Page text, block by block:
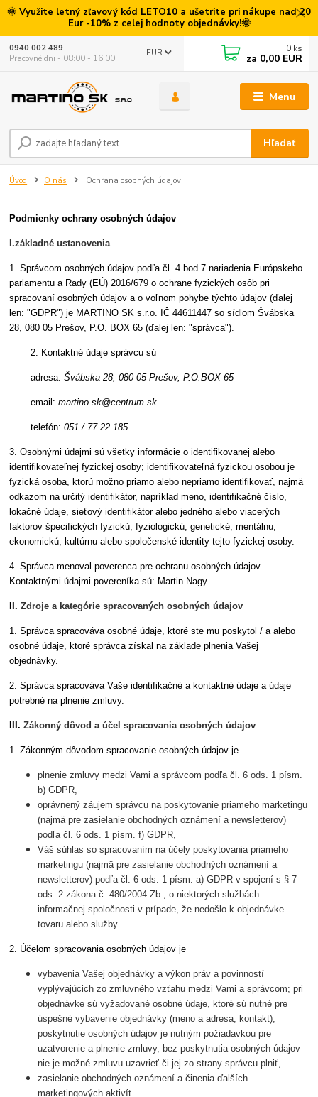
🌞 Využite letný zľavový kód LETO10 a ušetrite pri nákupe nad 20
Eur -10% z celej hodnoty objednávky!🌞
Menu
EUR
Hľadať
0940 002 489
Pracovné dni - 08:00 - 16:00
0 ks
za 0,00 EUR
Úvod O nás Ochrana osobných údajov
Podmienky ochrany osobných údajov
I.základné ustanovenia
1. Správcom osobných údajov podľa čl. 4 bod 7 nariadenia Európskeho
parlamentu a Rady (EÚ) 2016/679 o ochrane fyzických osôb pri
spracovaní osobných údajov a o voľnom pohybe týchto údajov (ďalej
len: "GDPR") je MARTINO SK s.r.o. IČ 44611447 so sídlom Švábska
28, 080 05 Prešov, P.O. BOX 65 (ďalej len: "správca").
2. Kontaktné údaje správcu sú
adresa:Švábska 28, 080 05 Prešov, P.O.BOX 65
email:martino.sk@centrum.sk
telefón:051 / 77 22 185
3. Osobnými údajmi sú všetky informácie o identifikovanej alebo
identifikovateľnej fyzickej osoby; identifikovateľná fyzickou osobou je
fyzická osoba, ktorú možno priamo alebo nepriamo identifikovať, najmä
odkazom na určitý identifikátor, napríklad meno, identifikačné číslo,
lokačné údaje, sieťový identifikátor alebo jedného alebo viacerých
faktorov špecifických fyzickú, fyziologickú, genetické, mentálnu,
ekonomickú, kultúrnu alebo spoločenské identity tejto fyzickej osoby.
4. Správca menoval poverenca pre ochranu osobných údajov.
Kontaktnými údajmi povereníka sú: Martin Nagy
II.Zdroje a kategórie spracovaných osobných údajov
1. Správca spracováva osobné údaje, ktoré ste mu poskytol / a alebo
osobné údaje, ktoré správca získal na základe plnenia Vašej
objednávky.
2. Správca spracováva Vaše identifikačné a kontaktné údaje a údaje
potrebné na plnenie zmluvy.
III.Zákonný dôvod a účel spracovania osobných údajov
1. Zákonným dôvodom spracovanie osobných údajov je
plnenie zmluvy medzi Vami a správcom podľa čl. 6 ods. 1 písm.
b) GDPR,
oprávnený záujem správcu na poskytovanie priameho marketingu
(najmä pre zasielanie obchodných oznámení a newsletterov)
podľa čl. 6 ods. 1 písm. f) GDPR,
Váš súhlas so spracovaním na účely poskytovania priameho
marketingu (najmä pre zasielanie obchodných oznámení a
newsletterov) podľa čl. 6 ods. 1 písm. a) GDPR v spojení s § 7
ods. 2 zákona č. 480/2004 Zb., o niektorých službách
informačnej spoločnosti v prípade, že nedošlo k objednávke
tovaru alebo služby.
2. Účelom spracovania osobných údajov je
vybavenia Vašej objednávky a výkon práv a povinností
vyplývajúcich zo zmluvného vzťahu medzi Vami a správcom; pri
objednávke sú vyžadované osobné údaje, ktoré sú nutné pre
úspešné vybavenie objednávky (meno a adresa, kontakt),
poskytnutie osobných údajov je nutným požiadavkou pre
uzatvorenie a plnenie zmluvy, bez poskytnutia osobných údajov
nie je možné zmluvu uzavrieť či jej zo strany správcu plniť,
zasielanie obchodných oznámení a činenia ďalších
marketingových aktivít.